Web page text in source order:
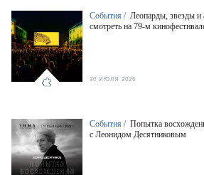
События / Леопарды, звезды и
смотреть на 79-м
30 ИЮЛЯ 2026
События / Попытка
с Леонидом Десятниковым